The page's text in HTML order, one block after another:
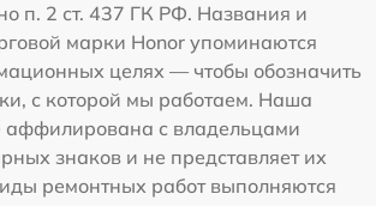
п. 2 ст. 437 ГК РФ. Названия и
марки Honor упоминаются
целях — чтобы обозначить
с которой мы работаем. Наша
аффилирована с владельцами
знаков и не представляет их
ремонтных работ выполняются